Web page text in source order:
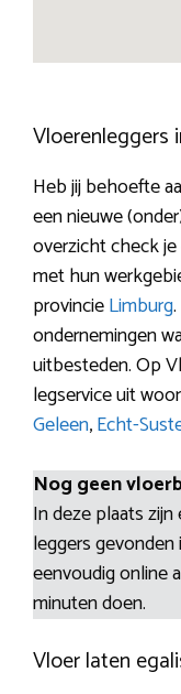
Vloerenleggers
Heb jij behoefte
een nieuwe
overzicht check
met hun
provincieLimburg
ondernemingen
uitbesteden. Op
legservice uit
Geleen,Echt-
Nog geen
In deze plaats
leggers
eenvoudig online
minuten doen.
Vloer laten